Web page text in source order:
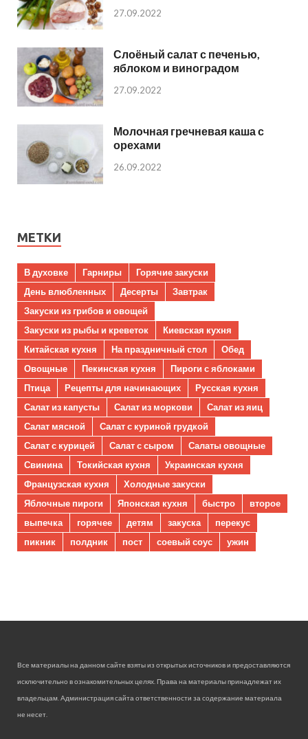
27.09.2022
Слоёный салат с печенью,
яблоком и виноградом
27.09.2022
Молочная гречневая каша с
орехами
26.09.2022
МЕТКИ
В духовке Гарниры
Горячие закуски
День влюбленных
Десерты
Завтрак
Закуски из грибов и овощей
Закуски из рыбы и креветок
Киевская кухня
Китайская кухня
На праздничный стол
Обед
Овощные
Пекинская кухня
Пироги с яблоками
Птица
Рецепты для начинающих
Русская кухня
Салат из капусты
Салат из моркови
Салат из яиц
Салат мясной
Салат с куриной грудкой
Салат с курицей
Салат с сыром
Салаты овощные
Свинина
Токийская кухня
Украинская кухня
Французская кухня
Холодные закуски
Яблочные пироги
Японская кухня быстро
второе
выпечка
горячее детям закуска
перекус
пикник
полдник пост соевый соус ужин
Все материалы на данном сайте взяты из открытых источников и предоставляются
исключительно в ознакомительных целях. Права на материалы принадлежат их
владельцам. Администрация сайта ответственности за содержание материала
не несет.